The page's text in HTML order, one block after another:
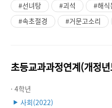
#선녀탕
#괴석 #해식
#속초절경
#거문고소리
초등교과과정연계(개정
· 4학년
▶ 사회(2022)